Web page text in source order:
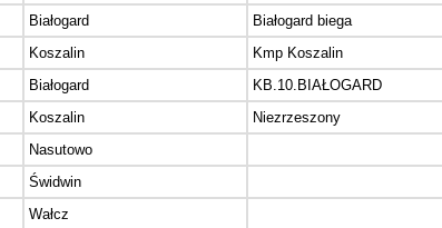
Białogard
Białogard biega
Koszalin
Kmp Koszalin
Białogard
KB.10.BIAŁOGARD
Koszalin
Niezrzeszony
Nasutowo
Świdwin
Wałcz